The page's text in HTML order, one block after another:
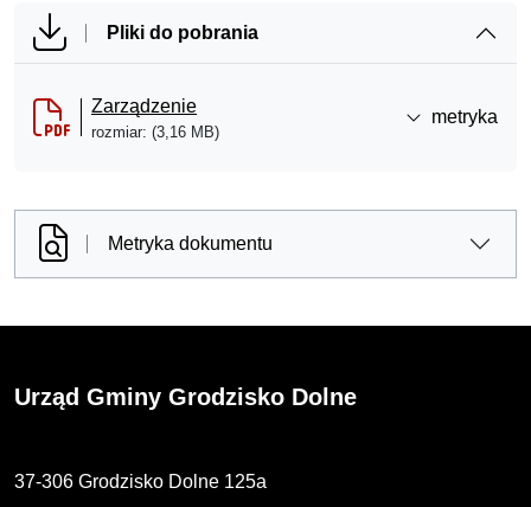
Pliki do pobrania
Zarządzenie
rozmiar: (3,16 MB)
metryka
Metryka dokumentu
Urząd Gminy Grodzisko Dolne
37-306 Grodzisko Dolne 125a